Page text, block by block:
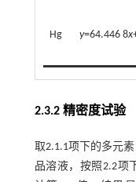
Hg y=64.446 8x
2.3.2 精密度试验
取2.1.1项下的多元
品溶液，按照2.2项